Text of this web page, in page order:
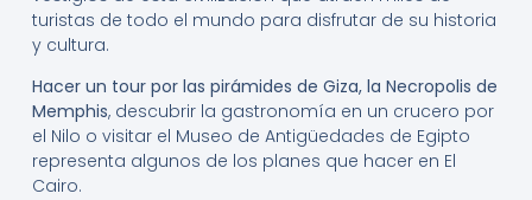
turistas de todo el mundo para disfrutar de su historia
y cultura.
Hacer un tour por las pirámides de Giza, la Necropolis de
Memphis, descubrir la gastronomía en un crucero por
el Nilo o visitar el Museo de Antigüedades de Egipto
representa algunos de los planes que hacer en El
Cairo.